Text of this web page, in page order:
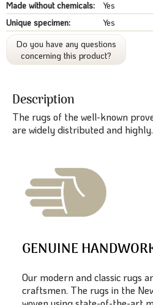
Made without chemicals:
Yes
Unique specimen:
Yes
Do you have any questions
concerning this product?
Description
The rugs of the well-known
are widely distributed and
GENUINE
Our modern and classic rugs
craftsmen. The rugs in the